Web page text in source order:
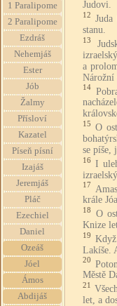
1 Paralipome
2 Paralipome
Ezdráš
Nehemjáš
Ester
Jób
Žalmy
Přísloví
Kazatel
Píseň písní
Izajáš
Jeremjáš
Pláč
Ezechiel
Daniel
Ozeáš
Jóel
Ámos
Abdijáš
Judovi.
12
stanu.
13
a
Nárožní
14
15 O
se píše,
16 I
17
krále
18
O
Knize
19
Lakíše.
20
Městě
21
let, a